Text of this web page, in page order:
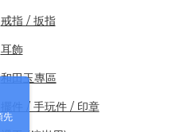
戒指 / 扳指
耳飾
和田玉專區
擺件 / 手玩件 / 印章
先